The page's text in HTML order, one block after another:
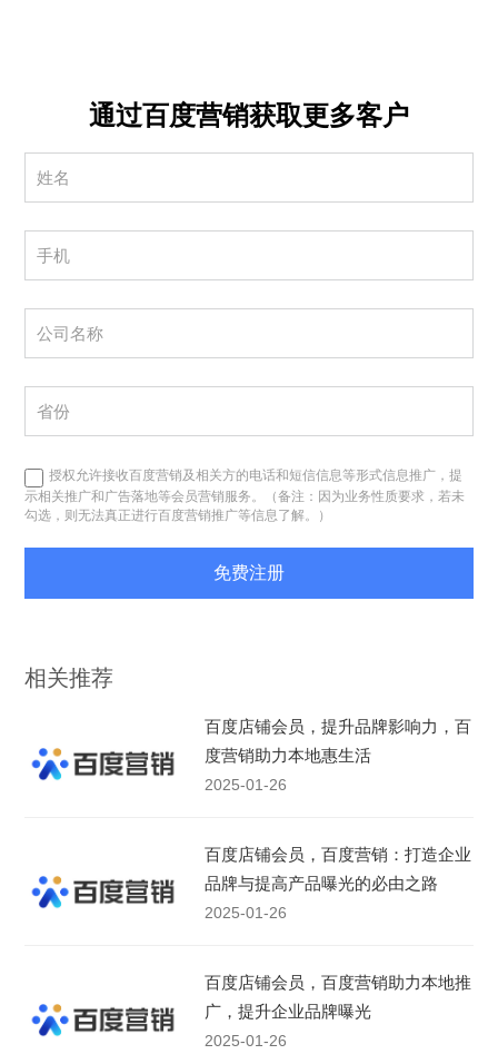
通过百度营销获取更多客户
授权允许接收百度营销及相关方的电话和短信信息等形式信息推广，提
示相关推广和广告落地等会员营销服务。（备注：因为业务性质要求，若未
勾选，则无法真正进行百度营销推广等信息了解。）
免费注册
相关推荐
百度店铺会员，提升品牌影响力，百
度营销助力本地惠生活
2025-01-26
百度店铺会员，百度营销：打造企业
品牌与提高产品曝光的必由之路
2025-01-26
百度店铺会员，百度营销助力本地推
广，提升企业品牌曝光
2025-01-26